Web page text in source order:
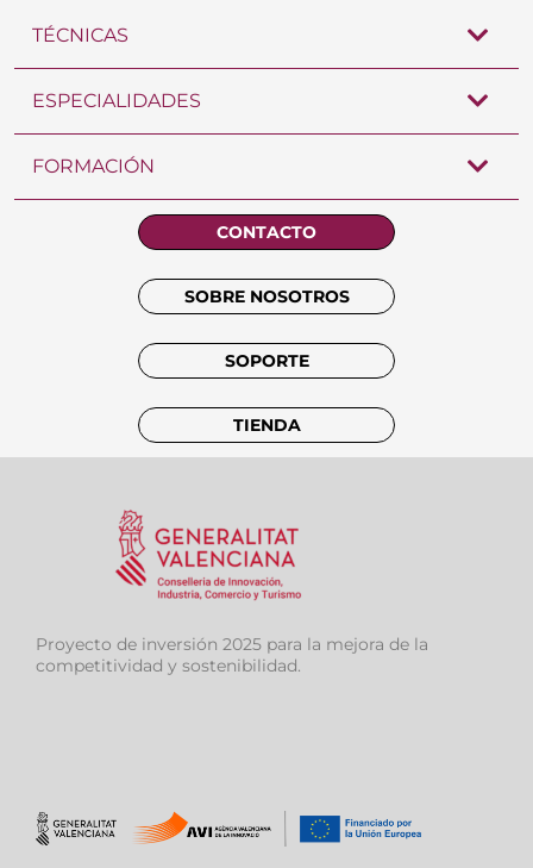
TÉCNICAS
ESPECIALIDADES
FORMACIÓN
CONTACTO
SOBRE NOSOTROS
SOPORTE
TIENDA
Proyecto de inversión 2025 para la mejora de la
competitividad y sostenibilidad.